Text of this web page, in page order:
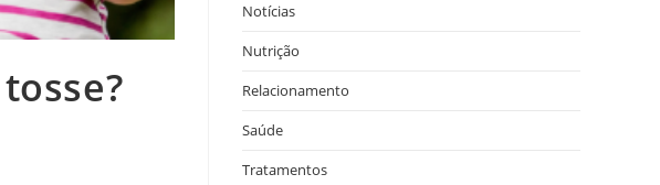
Notícias
Nutrição
Relacionamento
Saúde
Tratamentos